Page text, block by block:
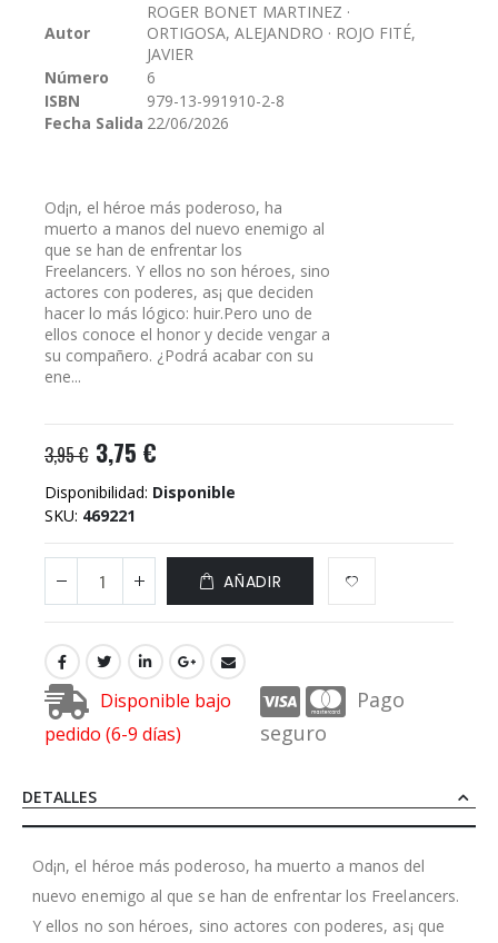
Autor
ROGER BONET MARTINEZ ·
ORTIGOSA, ALEJANDRO · ROJO FITÉ,
JAVIER
Número
6
ISBN
979-13-991910-2-8
Fecha Salida 22/06/2026
Od¡n, el héroe más poderoso, ha
muerto a manos del nuevo enemigo al
que se han de enfrentar los
Freelancers. Y ellos no son héroes, sino
actores con poderes, as¡ que deciden
hacer lo más lógico: huir.Pero uno de
ellos conoce el honor y decide vengar a
su compañero. ¿Podrá acabar con su
ene...
3,95 € 3,75 €
Disponibilidad: Disponible
SKU 469221
AÑADIR
Disponible bajo
pedido (6-9 días)
Pago
seguro
DETALLES
Od¡n, el héroe más poderoso, ha muerto a manos del
nuevo enemigo al que se han de enfrentar los Freelancers.
Y ellos no son héroes, sino actores con poderes, as¡ que